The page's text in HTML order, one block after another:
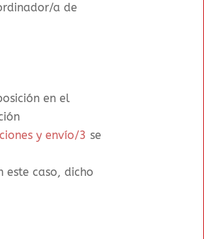
a de
en el
y envío/3 se
caso, dicho